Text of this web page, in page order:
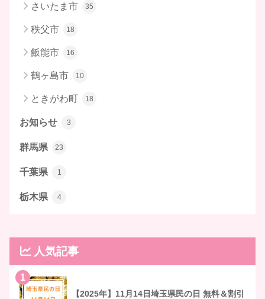
さいたま市 35
秩父市 18
飯能市 16
鶴ヶ島市 10
ときがわ町 18
お知らせ 3
群馬県 23
千葉県 1
栃木県 4
人気記事
1
【2025年】11月14日埼玉県民の日 無料＆割引